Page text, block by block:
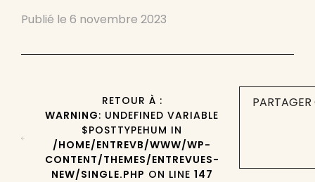
Publié le 6 novembre 2023
RETOUR À :
WARNING: UNDEFINED VARIABLE
$POSTTYPEHUM IN
/HOME/ENTREVB/WWW/WP-
CONTENT/THEMES/ENTREVUES-
NEW/SINGLE.PHP ON LINE 147